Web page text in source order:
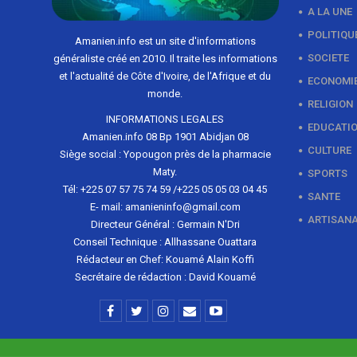
Amanien.info est un site d'informations
généraliste créé en 2010. Il traite les informations
et l'actualité de Côte d'Ivoire, de l'Afrique et du
monde.
INFORMATIONS LEGALES
Amanien.info 08 Bp 1901 Abidjan 08
Siège social : Yopougon près de la pharmacie
Maty.
Tél: +225 07 57 75 74 59 /+225 05 05 03 04 45
E- mail: amanieninfo@gmail.com
Directeur Général : Germain N'Dri
Conseil Technique : Allhassane Ouattara
Rédacteur en Chef: Kouamé Alain Koffi
Secrétaire de rédaction : David Kouamé
A LA UNE
SOCIETE
RELIGION
CULTURE
SPORTS
SANTE